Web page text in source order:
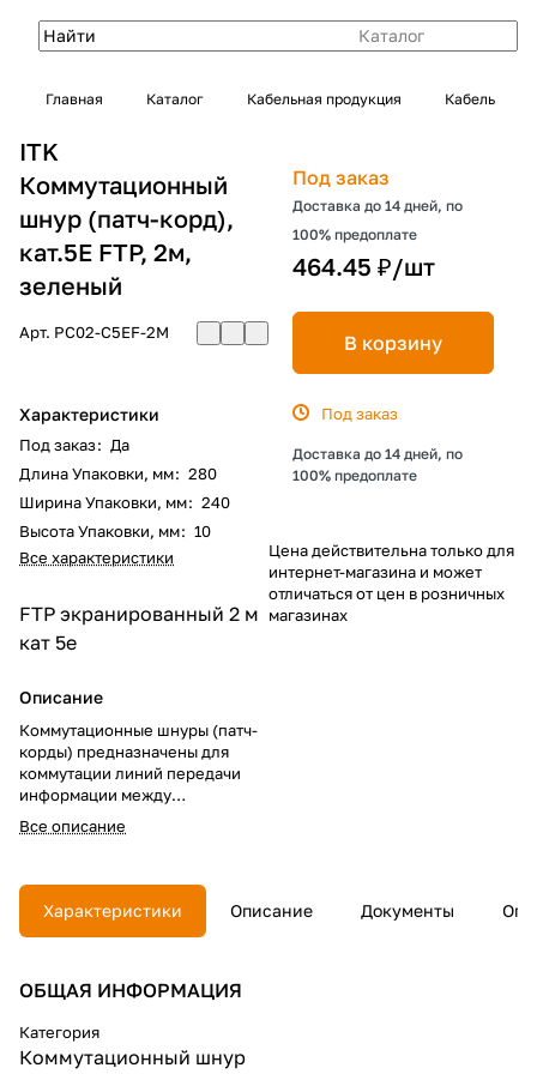
Каталог
Главная Каталог Кабельная продукция Кабель
ITK
Коммутационный
шнур (патч-корд),
кат.5Е FTP, 2м,
зеленый
Арт. PC02-C5EF-2M
Характеристики
Под заказ: Да
Длина Упаковки, мм: 280
Ширина Упаковки, мм: 240
Высота Упаковки, мм: 10
Все характеристики
FTP экранированный 2 м
кат 5e
Описание
Коммутационные шнуры (патч-
корды) предназначены для
коммутации линий передачи
информации между
различными секциями
коммутационных панелей,
коммутационного или
серверного оборудования к
сети, а также для
информационным розеткам.
является их устойчивость к
многократным нагрузкам на
Все описание
Под заказ
Доставка до 14 дней, по
100% предоплате
464.45 ₽/шт
В корзину
Под заказ
Доставка до 14 дней, по
100% предоплате
Цена действительна только для
интернет-магазина и может
отличаться от цен в розничных
магазинах
Характеристики Описание Документы
ОБЩАЯ ИНФОРМАЦИЯ
Категория
Коммутационный шнур